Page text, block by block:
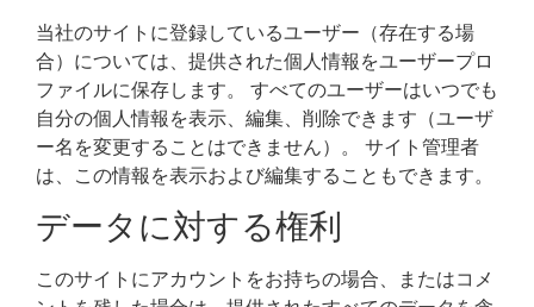
当社のサイトに登録しているユーザー（存在する場
合）については、提供された個人情報をユーザープロ
ファイルに保存します。 すべてのユーザーはいつでも
自分の個人情報を表示、編集、削除できます（ユーザ
ー名を変更することはできません）。 サイト管理者
は、この情報を表示および編集することもできます。
データに対する権利
このサイトにアカウントをお持ちの場合、またはコメ